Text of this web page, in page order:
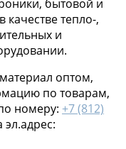
бытовой и
качестве тепло-,
и
оптом,
по товарам,
номеру: +7 (812)
эл.адрес: